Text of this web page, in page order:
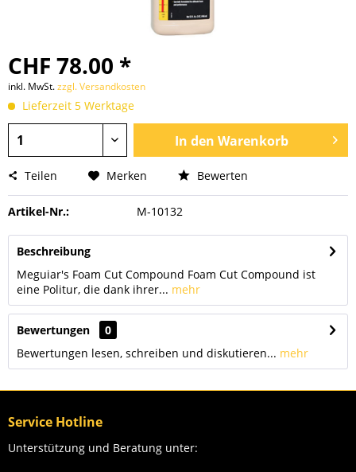
CHF 78.00 *
inkl. MwSt.zzgl. Versandkosten
Lieferzeit 5 Werktage
In den Warenkorb
Teilen Merken Bewerten
Artikel-Nr.: M-10132
Beschreibung
Meguiar's Foam Cut Compound Foam Cut Compound ist
eine Politur, die dank ihrer... mehr
Bewertungen
0
Bewertungen lesen, schreiben und diskutieren... mehr
Service Hotline
Unterstützung und Beratung unter: